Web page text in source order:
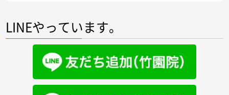
LINEやっています。